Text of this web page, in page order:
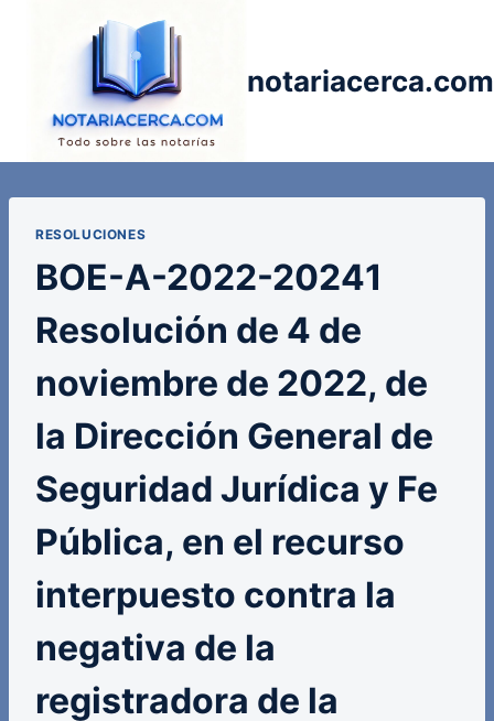
notariacerca.com
RESOLUCIONES
BOE-A-2022-20241
Resolución de 4 de
noviembre de 2022, de
la Dirección General de
Seguridad Jurídica y Fe
Pública, en el recurso
interpuesto contra la
negativa de la
registradora de la